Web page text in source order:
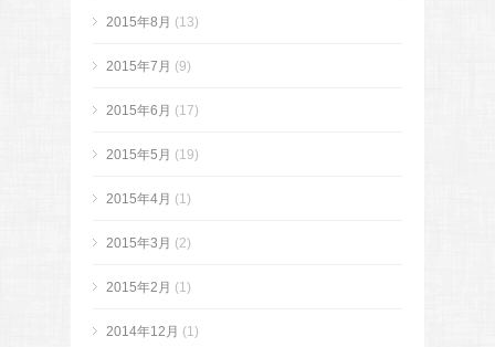
2015年8月 (13)
2015年7月 (9)
2015年6月 (17)
2015年5月 (19)
2015年4月 (1)
2015年3月 (2)
2015年2月 (1)
2014年12月 (1)